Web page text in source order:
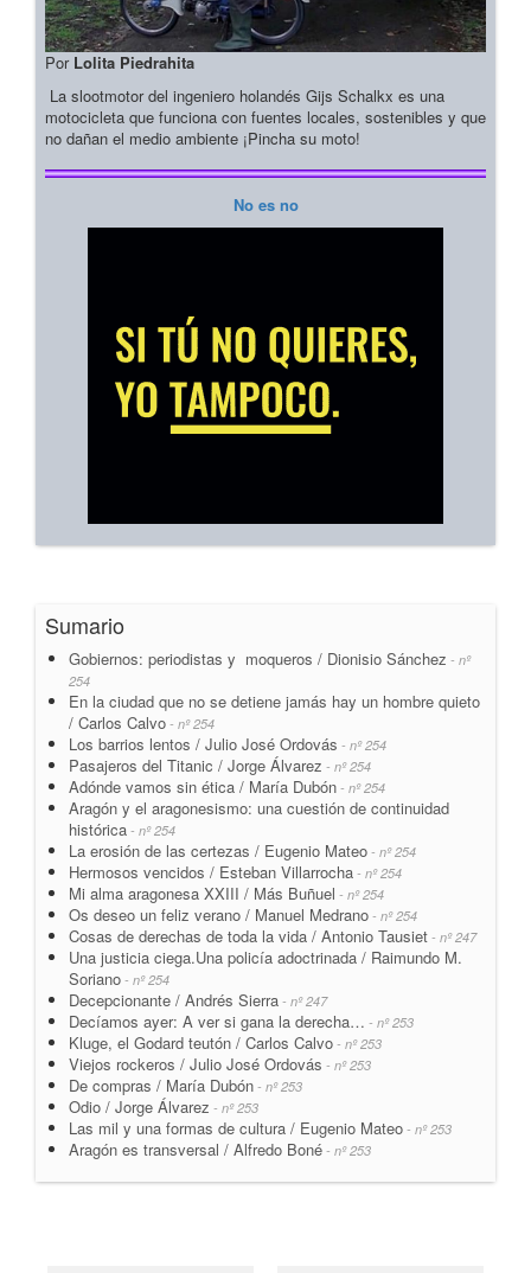
Por Lolita Piedrahita
La slootmotor del ingeniero holandés Gijs Schalkx es una
motocicleta que funciona con fuentes locales, sostenibles y que
no dañan el medio ambiente ¡Pincha su moto!
No es no
Sumario
Gobiernos: periodistas y moqueros / Dionisio Sánchez - nº
254
En la ciudad que no se detiene jamás hay un hombre quieto
/ Carlos Calvo - nº 254
Los barrios lentos / Julio José Ordovás - nº 254
Pasajeros del Titanic / Jorge Álvarez - nº 254
Adónde vamos sin ética / María Dubón - nº 254
Aragón y el aragonesismo: una cuestión de continuidad
histórica - nº 254
La erosión de las certezas / Eugenio Mateo - nº 254
Hermosos vencidos / Esteban Villarrocha - nº 254
Mi alma aragonesa XXIII / Más Buñuel - nº 254
Os deseo un feliz verano / Manuel Medrano - nº 254
Cosas de derechas de toda la vida / Antonio Tausiet - nº 247
Una justicia ciega.Una policía adoctrinada / Raimundo M.
Soriano - nº 254
Decepcionante / Andrés Sierra - nº 247
Decíamos ayer: A ver si gana la derecha… - nº 253
Kluge, el Godard teutón / Carlos Calvo - nº 253
Viejos rockeros / Julio José Ordovás - nº 253
De compras / María Dubón - nº 253
Odio / Jorge Álvarez - nº 253
Las mil y una formas de cultura / Eugenio Mateo - nº 253
Aragón es transversal / Alfredo Boné - nº 253